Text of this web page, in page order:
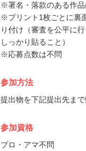
※署名・落款のある作
※プリント1枚ごとに裏
り付け（審査を公平に
しっかり貼ること）
※応募点数は不問
参加方法
提出物を下記提出先ま
参加資格
プロ・アマ不問